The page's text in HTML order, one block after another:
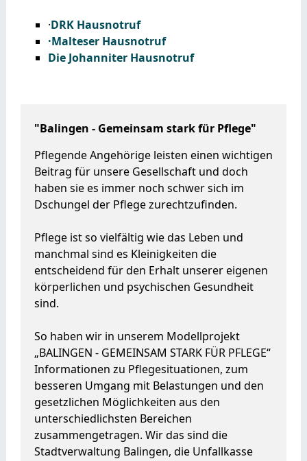
"Balingen - Gemeinsam stark für Pflege"
Pflegende Angehörige leisten einen wichtigen
Beitrag für unsere Gesellschaft und doch
haben sie es immer noch schwer sich im
Dschungel der Pflege zurechtzufinden.
Pflege ist so vielfältig wie das Leben und
manchmal sind es Kleinigkeiten die
entscheidend für den Erhalt unserer eigenen
körperlichen und psychischen Gesundheit
sind.
So haben wir in unserem Modellprojekt
„BALINGEN - GEMEINSAM STARK FÜR PFLEGE“
Informationen zu Pflegesituationen, zum
besseren Umgang mit Belastungen und den
gesetzlichen Möglichkeiten aus den
unterschiedlichsten Bereichen
zusammengetragen. Wir das sind die
Stadtverwaltung Balingen, die Unfallkasse
·DRK Hausnotruf
·Malteser Hausnotruf
Die Johanniter Hausnotruf